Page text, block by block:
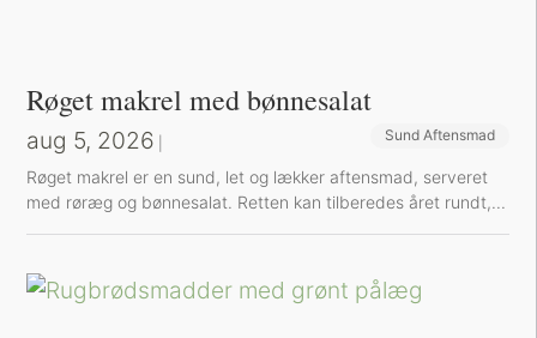
Røget makrel med bønnesalat
aug 5, 2026 Sund Aftensmad
Røget makrel er en sund, let og lækker aftensmad, serveret
med røræg og bønnesalat. Retten kan tilberedes året rundt,...